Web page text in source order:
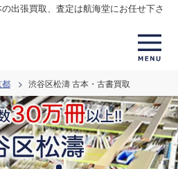
出張買取、査定は航海堂にお任せ下さ
都 渋谷区松濤 古本・古書買取